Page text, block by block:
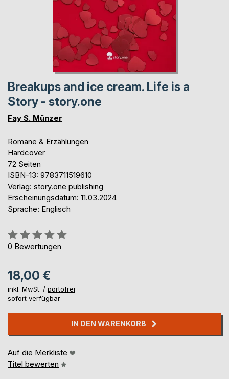
Breakups and ice cream. Life is a
Story - story.one
Fay S. Münzer
Romane & Erzählungen
Hardcover
72 Seiten
ISBN-13: 9783711519610
Verlag: story.one publishing
Erscheinungsdatum: 11.03.2024
Sprache: Englisch
Bewertung::
0%
0 Bewertungen
18,00 €
inkl. MwSt. / portofrei
sofort verfügbar
IN DEN WARENKORB
Auf die Merkliste
Titel bewerten